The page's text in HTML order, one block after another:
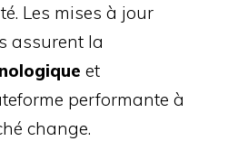
Les mises à jour
assurent la
et
performante à
change.